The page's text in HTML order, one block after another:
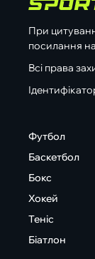
При
посилання
Всі права
Футбол
Баскетбол
Бокс
Хокей
Теніс
Біатлон